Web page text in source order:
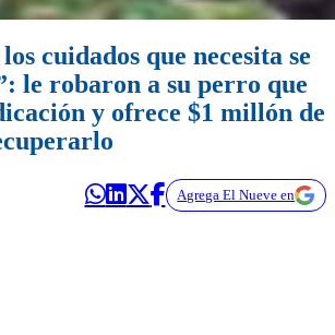
cuidados que necesita se
le robaron a su perro que
y ofrece $1 millón de
Agrega El Nueve en